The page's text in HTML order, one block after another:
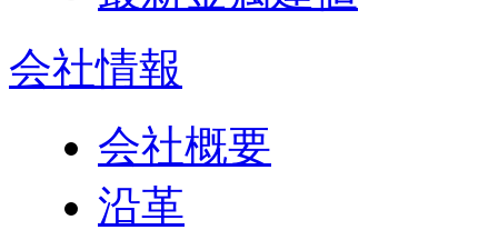
会社情報
会社概要
沿革